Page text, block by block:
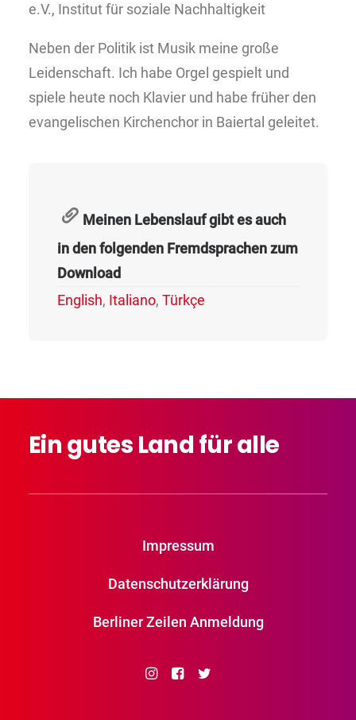
e.V., Institut für soziale Nachhaltigkeit
Neben der Politik ist Musik meine große
Leidenschaft. Ich habe Orgel gespielt und
spiele heute noch Klavier und habe früher den
evangelischen Kirchenchor in Baiertal geleitet.
Meinen Lebenslauf gibt es auch
in den folgenden Fremdsprachen zum
Download
English, Italiano, Türkçe
EingutesLandfüralle
Impressum
Datenschutzerklärung
Berliner Zeilen Anmeldung